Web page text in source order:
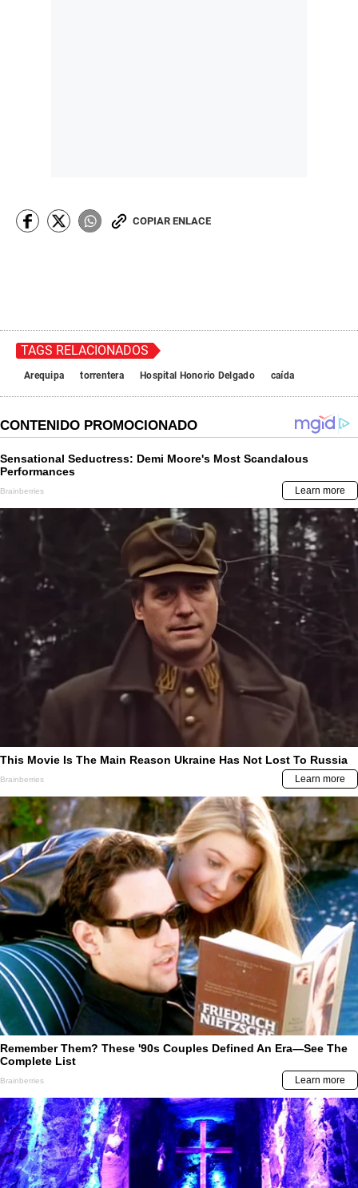
COPIAR ENLACE
TAGS RELACIONADOS
Arequipa torrentera Hospital Honorio Delgado caída